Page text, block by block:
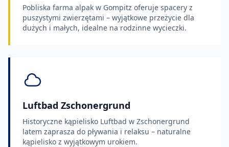
Pobliska farma alpak w Gompitz oferuje spacery z
puszystymi zwierzętami – wyjątkowe przeżycie dla
dużych i małych, idealne na rodzinne wycieczki.
Luftbad Zschonergrund
Historyczne kąpielisko Luftbad w Zschonergrund
latem zaprasza do pływania i relaksu – naturalne
kąpielisko z wyjątkowym urokiem.